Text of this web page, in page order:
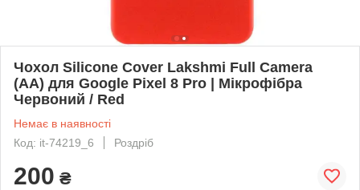
Чохол Silicone Cover Lakshmi Full Camera
(AA) для Google Pixel 8 Pro | Мікрофібра
Червоний / Red
Немає в наявності
Код: it-74219_6
Роздріб
200 ₴